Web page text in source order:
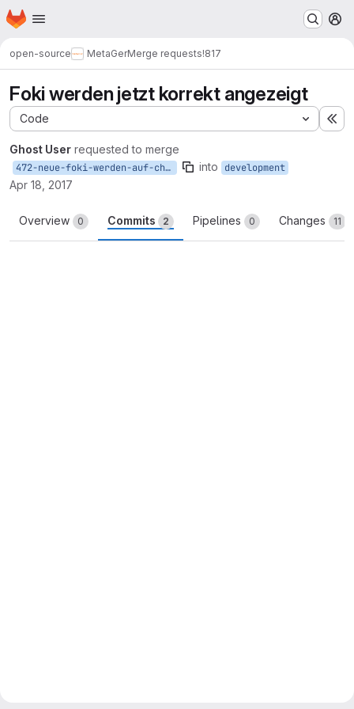
Skip to main content
Homepage
open-source MetaGerMerge requests!817
Foki werden jetzt korrekt angezeigt
Code
Ghost User requested to merge
472-neue-foki-werden-auf-chrome-falsch-dargestellt into development
Apr 18, 2017
Overview 0 Commits 2 Pipelines 0 Changes 11